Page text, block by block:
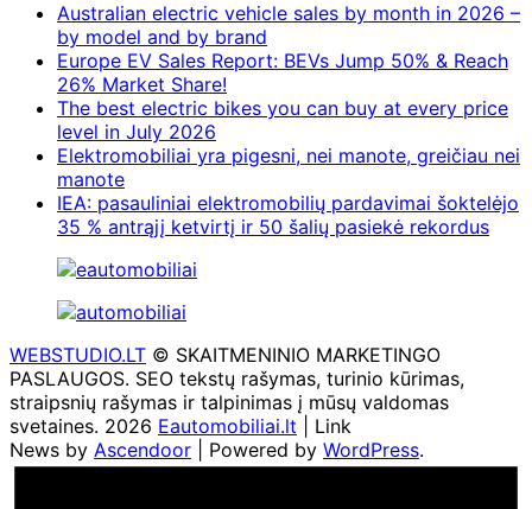
Australian electric vehicle sales by month in 2026 –
by model and by brand
Europe EV Sales Report: BEVs Jump 50% & Reach
26% Market Share!
The best electric bikes you can buy at every price
level in July 2026
Elektromobiliai yra pigesni, nei manote, greičiau nei
manote
IEA: pasauliniai elektromobilių pardavimai šoktelėjo
35 % antrąjį ketvirtį ir 50 šalių pasiekė rekordus
WEBSTUDIO.LT © SKAITMENINIO MARKETINGO
PASLAUGOS. SEO tekstų rašymas, turinio kūrimas,
straipsnių rašymas ir talpinimas į mūsų valdomas
svetaines. 2026 Eautomobiliai.lt | Link
News by Ascendoor | Powered by WordPress.